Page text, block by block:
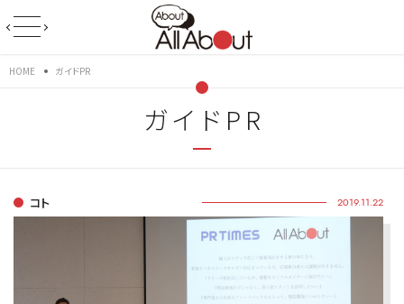
HOME ガイドPR
ガイドPR
コト 2019.11.22